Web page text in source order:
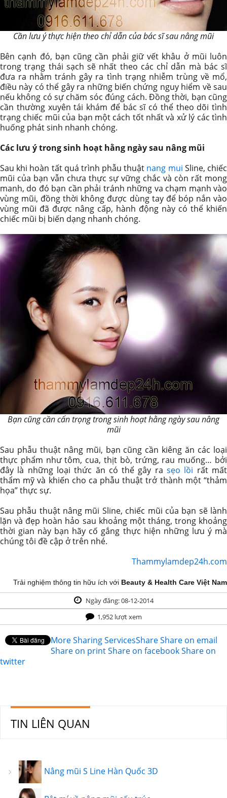
Cần lưu ý thực hiện theo chỉ dẫn của bác sĩ sau nâng mũi
Bên cạnh đó, bạn cũng cần phải giữ vết khâu ở mũi luôn
trong trạng thái sạch sẽ nhất theo các chỉ dẫn mà bác sĩ
đưa ra nhằm tránh gây ra tình trạng nhiễm trùng về mổ,
điều này có thể gây ra những biến chứng nguy hiểm về sau
nếu không có sự chăm sóc đúng cách. Đồng thời, bạn cũng
cần thường xuyên tái khám để bác sĩ có thể theo dõi tình
trạng chiếc mũi của bạn một cách tốt nhất và xử lý các tình
huống phát sinh nhanh chóng.
Các lưu ý trong sinh hoạt hằng ngày sau nâng mũi
Sau khi hoàn tất quá trình phẫu thuật nang mui Sline, chiếc
mũi của bạn vẫn chưa thực sự vững chắc và còn rất mong
manh, do đó bạn cần phải tránh những va chạm mạnh vào
vùng mũi, đồng thời không được dùng tay để bóp nắn vào
vùng mũi đã được nâng cấp, hành động này có thể khiến
chiếc mũi bị biến dạng nhanh chóng.
Bạn cũng cần cẩn trọng trong sinh hoạt hằng ngày sau nâng
mũi
Sau phẫu thuật nâng mũi, bạn cũng cần kiêng ăn các loại
thực phẩm như tôm, cua, thịt bò, trứng, rau muống… bởi
đây là những loại thức ăn có thể gây rasẹo lồi rất mất
thẩm mỹ và khiến cho ca phẫu thuật trở thành một “thảm
họa” thực sự.
Sau phẫu thuật nâng mũi Sline, chiếc mũi của bạn sẽ lành
lặn và đẹp hoàn hảo sau khoảng một tháng, trong khoảng
thời gian này bạn hãy cố gắng thực hiện những lưu ý mà
chúng tôi đề cập ở trên nhé.
Thammylamdep24h.com
Trải nghiệm thông tin hữu ích với Beauty & Health Care Việt Nam
Ngày đăng: 08-12-2014
1,952 lượt xem
More Sharing ServicesShareShare on email
Share on printShare on facebookShare on
twitter
TIN LIÊN QUAN
Nâng mũi S Line Hàn Quốc 3D